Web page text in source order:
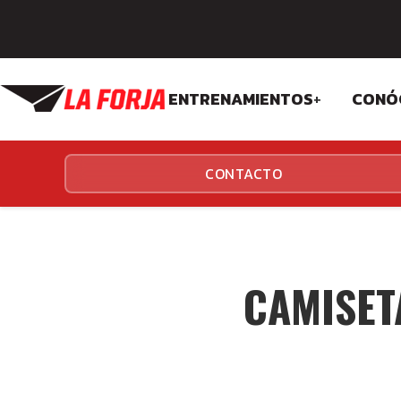
ENTRENAMIENTOS+
CROSSFIT
FUNCIONALES
CONTACTO